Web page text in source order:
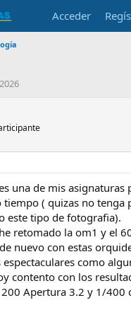
Acceder
una de mis asignaturas
tiempo ( quizas no tenga
este tipo de fotografia).
retomado la om1 y el
nuevo con estas
como
contento con los
Apertura 3.2 y 1/400